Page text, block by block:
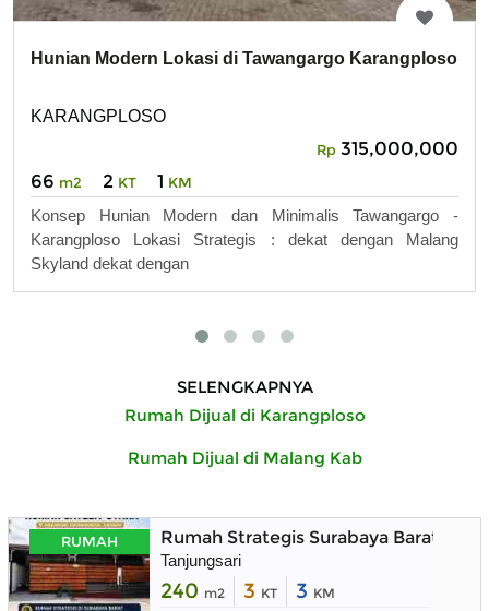
Hunian Modern Lokasi di Tawangargo Karangploso
KARANGPLOSO
Rp 315,000,000
66 m2 2 KT 1 KM
Konsep Hunian Modern dan Minimalis Tawangargo -
Karangploso Lokasi Strategis : dekat dengan Malang
Skyland dekat dengan
SELENGKAPNYA
Rumah Dijual di Karangploso
Rumah Dijual di Malang Kab
RUMAH Rumah Strategis Surabaya Barat
Tanjungsari
240 m2 3 KT 3 KM